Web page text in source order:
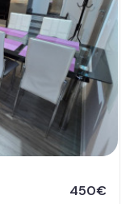
450€